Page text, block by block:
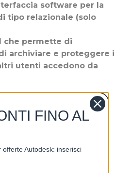
software per la
tipo relazionale (solo
che permette di
archiviare e proteggere i
utenti accedono da
per ricevere la licenza
successo il pagamento,
una licenza a vita
formato digitale.
FINO AL
Autodesk: inserisci